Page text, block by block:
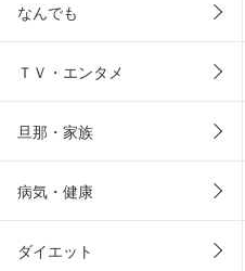
なんでも
ＴＶ・エンタメ
旦那・家族
病気・健康
ダイエット